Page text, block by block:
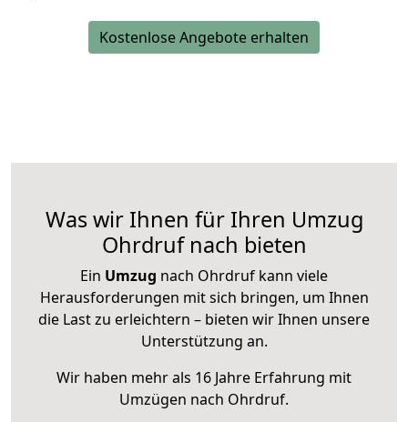
Kostenlose Angebote erhalten
Was wir Ihnen für Ihren Umzug
Ohrdruf nach bieten
Ein Umzug nach Ohrdruf kann viele
Herausforderungen mit sich bringen, um Ihnen
die Last zu erleichtern – bieten wir Ihnen unsere
Unterstützung an.
Wir haben mehr als 16 Jahre Erfahrung mit
Umzügen nach Ohrdruf.